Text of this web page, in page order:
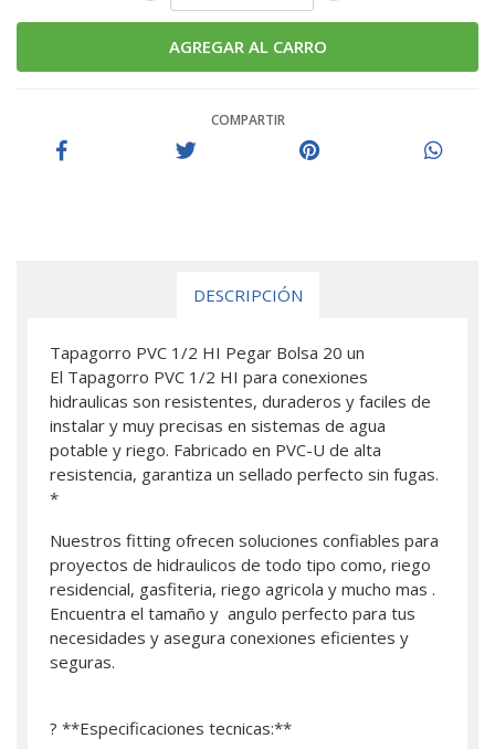
COMPARTIR
DESCRIPCIÓN
Tapagorro PVC 1/2 HI Pegar Bolsa 20 un
El Tapagorro PVC 1/2 HI para conexiones
hidraulicas son resistentes, duraderos y faciles de
instalar y muy precisas en sistemas de agua
potable y riego. Fabricado en PVC-U de alta
resistencia, garantiza un sellado perfecto sin fugas.
*
Nuestros fitting ofrecen soluciones confiables para
proyectos de hidraulicos de todo tipo como, riego
residencial, gasfiteria, riego agricola y mucho mas .
Encuentra el tamaño y angulo perfecto para tus
necesidades y asegura conexiones eficientes y
seguras.
? **Especificaciones tecnicas:**